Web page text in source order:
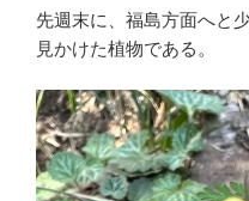
先週末に、福島方面へと
見かけた植物である。